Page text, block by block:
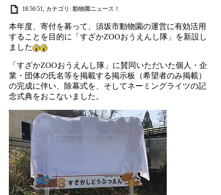
18:50:51, カテゴリ:動物園ニュース！
本年度、寄付を募って、須坂市動物園の運営に有効活用
することを目的に「すざかZOOおうえんし隊」を新設し
ました
「すざかZOOおうえんし隊」に賛同いただいた個人・企
業・団体の氏名等を掲載する掲示板（希望者のみ掲載）
の完成に伴い、除幕式を、そしてネーミングライツの記
念式典をおこないました。